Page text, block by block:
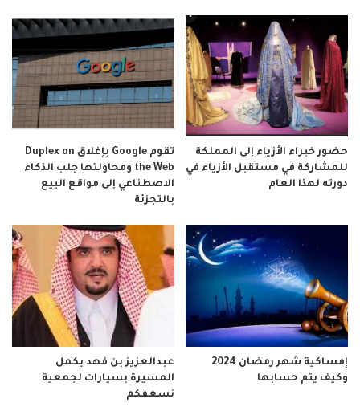
حضور خبراء الأزياء إلى المملكة
للمشاركة في مستقبل الأزياء في
دورته لهذا العام
تقوم Google بإغلاق Duplex on
the Web ومحاولتها جلب الذكاء
الاصطناعي إلى مواقع البيع
بالتجزئة
إمساكية شهر رمضان 2024
وكيف يتم حسابها
عبدالعزيز بن فهد يكمل
المسيرة بسيارات لجمعية
نسعفكم